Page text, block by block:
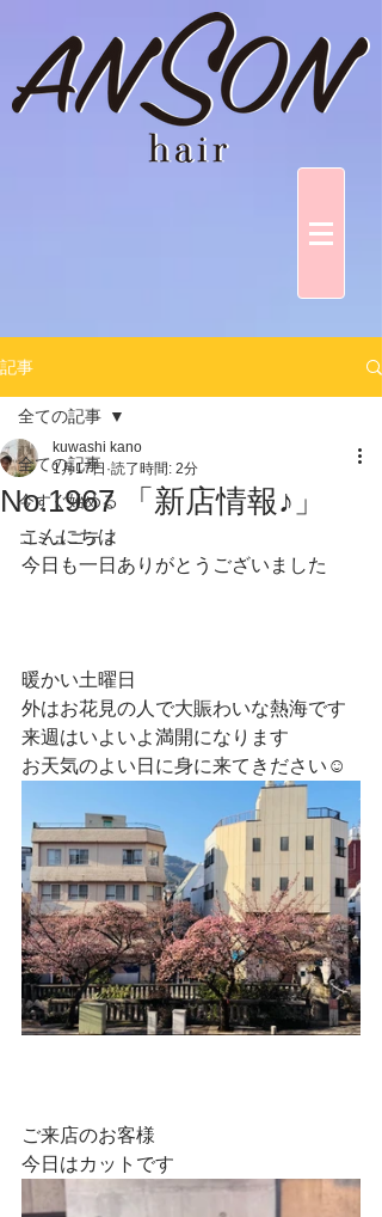
記事
全ての記事
今すぐ始める
コミュニティ
全ての記事
No.1967 「新店情報♪」
kuwashi kano
1月17日 読了時間: 2分
こんにちは
今日も一日ありがとうございました
暖かい土曜日
外はお花見の人で大賑わいな熱海です
来週はいよいよ満開になります
お天気のよい日に身に来てきださい☺
ご来店のお客様
今日はカットです